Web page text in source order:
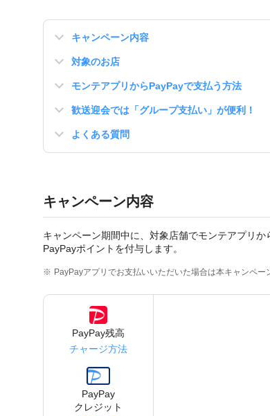
キャンペーン内容
対象のお店
モンテアプリからPayPayで支払う方法
歓送迎会では「グループ支払い」が便利！
よくある質問
キャンペーン内容
キャンペーン期間中に、対象店舗でモンテアプリ
PayPayポイントを付与します。
PayPayアプリでお支払いいただいた場合は本キャンペー
PayPay残高
チャージ方法
PayPay
クレジット